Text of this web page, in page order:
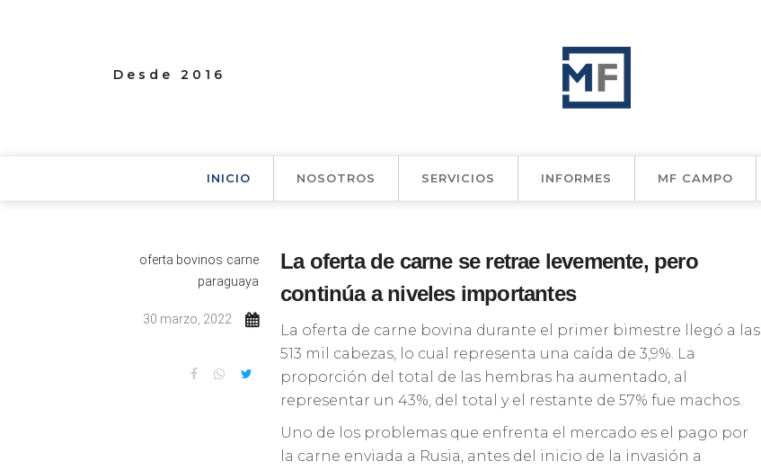
Desde 2016
INICIO NOSOTROS SERVICIOS INFORMES MF CAMPO
oferta bovinos carne
paraguaya
30 marzo, 2022
La oferta de carne se retrae levemente, pero
continúa a niveles importantes
La oferta de carne bovina durante el primer bimestre llegó a las
513 mil cabezas, lo cual representa una caída de 3,9%. La
proporción del total de las hembras ha aumentado, al
representar un 43%, del total y el restante de 57% fue machos.
Uno de los problemas que enfrenta el mercado es el pago por
la carne enviada a Rusia, antes del inicio de la invasión a